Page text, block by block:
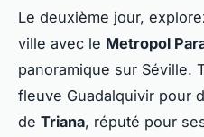
Le deuxième jour,
ville avec le Metropol
panoramique sur Séville.
fleuve Guadalquivir pour
de Triana, réputé pour